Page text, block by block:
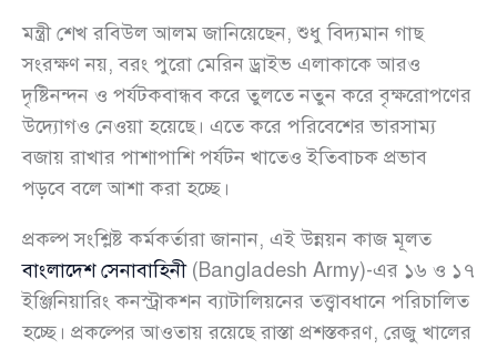
মন্ত্রী শেখ রবিউল আলম জানিয়েছেন, শুধু বিদ্যমান গাছ
সংরক্ষণ নয়, বরং পুরো মেরিন ড্রাইভ এলাকাকে আরও
দৃষ্টিনন্দন ও পর্যটকবান্ধব করে তুলতে নতুন করে বৃক্ষরোপণের
উদ্যোগও নেওয়া হয়েছে। এতে করে পরিবেশের ভারসাম্য
বজায় রাখার পাশাপাশি পর্যটন খাতেও ইতিবাচক প্রভাব
পড়বে বলে আশা করা হচ্ছে।
প্রকল্প সংশ্লিষ্ট কর্মকর্তারা জানান, এই উন্নয়ন কাজ মূলত
বাংলাদেশ সেনাবাহিনী(Bangladesh Army)-এর ১৬ ও ১৭
ইঞ্জিনিয়ারিং কনস্ট্রাকশন ব্যাটালিয়নের তত্ত্বাবধানে পরিচালিত
হচ্ছে। প্রকল্পের আওতায় রয়েছে রাস্তা প্রশস্তকরণ, রেজু খালের